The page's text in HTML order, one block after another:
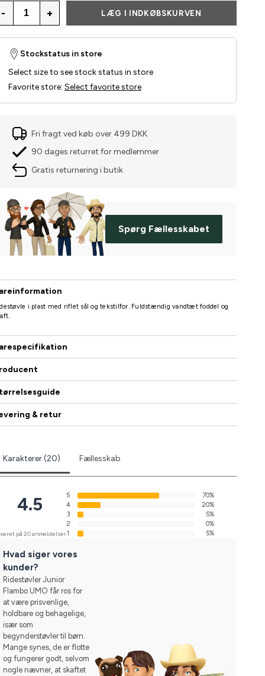
- + LÆG I INDKØBSKURVEN
Stockstatus in store
Select size to see stock status in store
Favorite store: Select favorite store
Fri fragt ved køb over 499 DKK
90 dages returret for medlemmer
Gratis returnering i butik
Spørg Fællesskabet
i plast med riflet sål og tekstilfor. Fuldstændig vandtæt foddel og
& retur
Karakterer (20) Fællesskab
4.5
på 20 anmeldelser
5
70%
4
20%
3
5%
2
0%
1
5%
Hvad siger vores
kunder?
Ridestøvler Junior
Flambo UMO får ros for
at være prisvenlige,
holdbare og behagelige,
især som
begynderstøvler til børn.
Mange synes, de er flotte
og fungerer godt, selvom
nogle nævner, at skaftet